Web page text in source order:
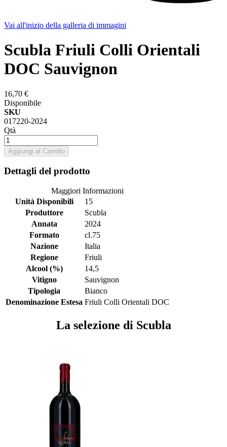
Vai all'inizio della galleria di immagini
Scubla Friuli Colli Orientali
DOC Sauvignon
16,70 €
Disponibile
SKU
017220-2024
Qtà
Aggiungi al Carrello
Dettagli del prodotto
Maggiori Informazioni
Unità Disponibili
15
Produttore
Scubla
Annata
2024
Formato
cl.75
Nazione
Italia
Regione
Friuli
Alcool (%)
14,5
Vitigno
Sauvignon
Tipologia
Bianco
Denominazione Estesa Friuli Colli Orientali DOC
La selezione di Scubla